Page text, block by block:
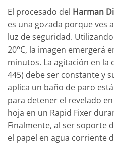
El procesado del Harman
es una gozada porque ves
luz de seguridad.
20°C, la imagen emergerá
minutos. La agitación en la
445) debe ser constante y
aplica un baño de paro
para detener el revelado
hoja en un Rapid Fixer
Finalmente, al ser soporte
el papel en agua corriente